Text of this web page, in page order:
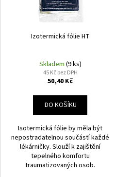
Izotermická fólie HT
Skladem (9 ks)
45 Kč bez DPH
50,40 Kč
DO KOŠÍKU
Isotermická fólie by měla být
nepostradatelnou součástí každé
lékárničky. Slouží k zajištění
tepelného komfortu
traumatizovaných osob.